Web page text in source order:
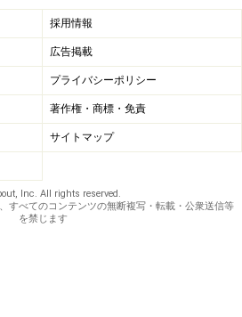
て活躍している人はやはりいま
のは、自分の長所を認識し、そ
です。自分の特技や強みがわかれ
ればよいかを模索しようとしま
の才能がなくても、誰も気にしな
意な分野で勝負をすることが、自
採用情報
広告掲載
プライバシーポリシー
著作権・商標・免責
サイトマップ
Inc. All rights reserved.
すべてのコンテンツの無断複写・転載・公衆送信等
を禁じます